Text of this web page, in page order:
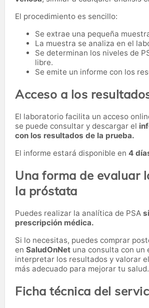
El procedimiento es sencillo:
Se extrae una pequeña
La muestra se analiza en el
Se determinan los niveles de
libre.
Se emite un informe con los
Acceso a los
El laboratorio facilita un acceso
se puede consultar y descargar el
con los resultados de la prueba.
El informe estará disponible en 4
Una forma de evaluar
la próstata
Puedes realizar la analítica de PSA
prescripción médica.
Si lo necesitas, puedes comprar
en SaludOnNet una consulta con un
interpretar los resultados y valorar
más adecuado para mejorar tu salud.
Ficha técnica del